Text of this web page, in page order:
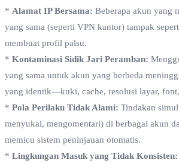
* Alamat IP Bersama: Beberapa akun yang
yang sama (seperti VPN kantor) tampak
membuat profil palsu.
* Kontaminasi Sidik Jari Peramban:
yang sama untuk akun yang berbeda
yang identik—kuki, cache, resolusi layar,
* Pola Perilaku Tidak Alami: Tindakan
menyukai, mengomentari) di berbagai akun
memicu sistem peninjauan otomatis.
* Lingkungan Masuk yang Tidak Konsisten: